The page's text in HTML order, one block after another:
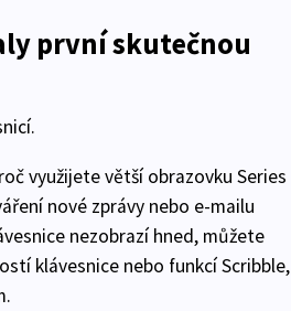
první skutečnou
využijete větší obrazovku Series
nové zprávy nebo e-mailu
nezobrazí hned, můžete
klávesnice nebo funkcí Scribble,